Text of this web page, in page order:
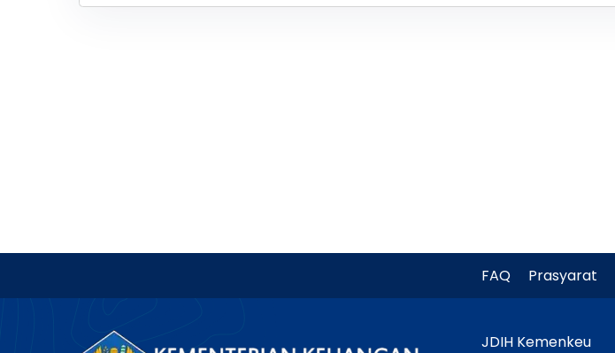
FAQ Prasyarat
JDIH Kemenkeu